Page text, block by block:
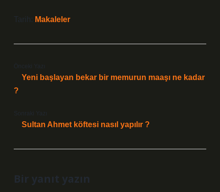
Tarih: Makaleler
Önceki Yazı
Yeni başlayan bekar bir memurun maaşı ne kadar
?
Sonraki Yazı
Sultan Ahmet köftesi nasıl yapılır ?
Bir yanıt yazın